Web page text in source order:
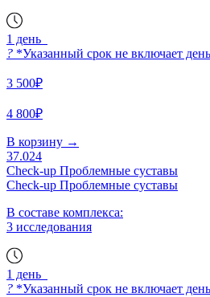
1 день
? *Указанный срок не включает
3 500₽
4 800₽
В корзину →
37.024
Check-up Проблемные суставы
Check-up Проблемные суставы
В составе комплекса:
3 исследования
1 день
? *Указанный срок не включает